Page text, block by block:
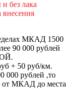
без лака
внесения
МКАД 1500
90 000 рублей
+ 50 руб/км.
000 рублей ,то
от МКАД до места